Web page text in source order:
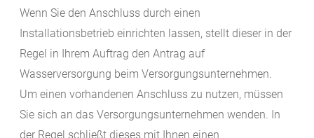
Wenn Sie den Anschluss durch einen
Installationsbetrieb einrichten lassen, stellt dieser in der
Regel in Ihrem Auftrag den Antrag auf
Wasserversorgung beim Versorgungsunternehmen.
Um einen vorhandenen Anschluss zu nutzen, müssen
Sie sich an das Versorgungsunternehmen wenden. In
der Regel schließt dieses mit Ihnen einen